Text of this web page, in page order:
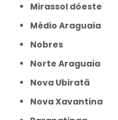
Mirassol dóeste
Médio Araguaia
Nobres
Norte Araguaia
Nova Ubiratã
Nova Xavantina